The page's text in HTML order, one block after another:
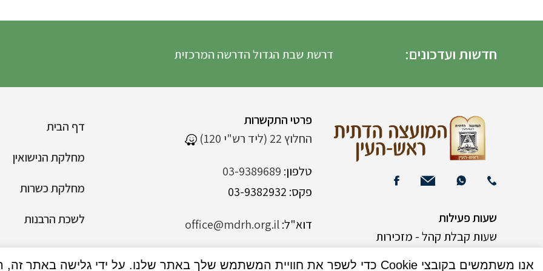
חדשות ועדכונים: דרשת שבת הגדול הדרשה המרכזית
דף הבית
מחלקת הנישואין
מחלקת כשרות
לשכת הרבנות
הצהרת נגישות
פרטי התקשרות
החלוץ 22 (ליד רש"י 120)
טלפון: 03-9389689
פקס: 03-9382932
דוא"ל:office@mdrh.org.il
שעות פעילות
שעות קבלת קהל - מזכירות
אנו משתמשים בקובצי Cookie כדי לשפר את חוויית המשתמש שלך באתר שלנו. על ידי גלישה באתר זה, הנך מסכים לשימוש שלנו בקובצי Cookie.